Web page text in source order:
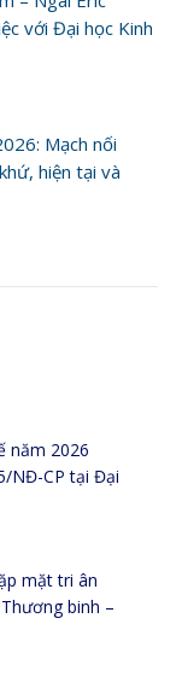
với Đại học Kinh
Mạch nối
hiện tại và
năm 2026
NĐ-CP tại Đại
mặt tri ân
binh –